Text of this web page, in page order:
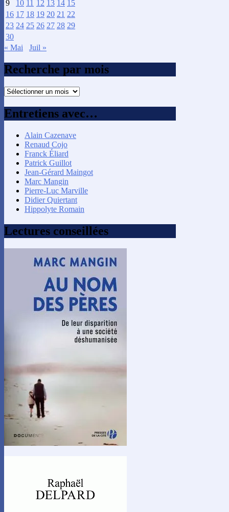
9 10 11 12 13 14 15
16 17 18 19 20 21 22
23 24 25 26 27 28 29
30
« Mai
Juil »
Recherche par mois
Recherche
mois
Entretiens avec…
Alain Cazenave
Renaud Cojo
Franck Éliard
Patrick Guillot
Jean-Gérard Maingot
Marc Mangin
Pierre-Luc Marville
Didier Quiertant
Hippolyte Romain
Lectures conseillées